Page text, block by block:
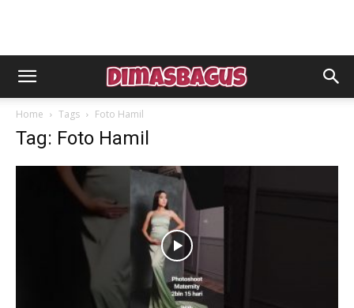
Home Tags Foto Hamil
Tag: Foto Hamil